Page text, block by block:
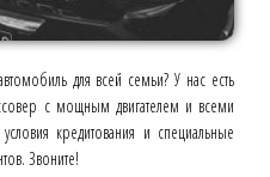
для всей семьи? У нас есть
с мощным двигателем и всеми
кредитования и специальные
Звоните!